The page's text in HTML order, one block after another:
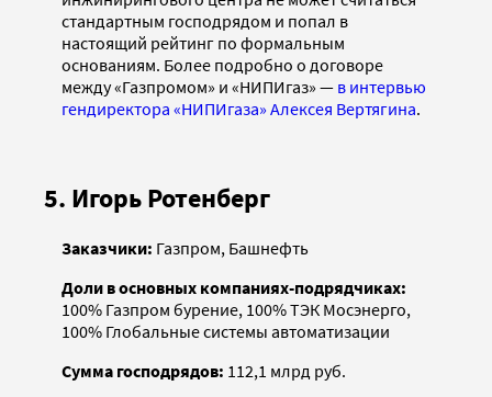
стандартным господрядом и попал в
настоящий рейтинг по формальным
основаниям. Более подробно о договоре
между «Газпромом» и «НИПИгаз» — в интервью
гендиректора «НИПИгаза» Алексея Вертягина.
5. Игорь Ротенберг
Заказчики: Газпром, Башнефть
Доли в основных компаниях-подрядчиках:
100% Газпром бурение, 100% ТЭК Мосэнерго,
100% Глобальные системы автоматизации
Сумма господрядов: 112,1 млрд руб.